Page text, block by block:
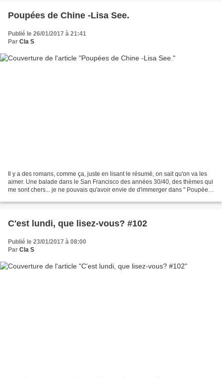
Poupées de Chine -Lisa See.
Publié le 26/01/2017 à 21:41
Par Cla S
Il y a des romans, comme ça, juste en lisant le résumé, on sait qu'on va les
aimer. Une balade dans le San Francisco des années 30/40, des thèmes qui
me sont chers... je ne pouvais qu'avoir envie de d'immerger dans " Poupées
C'est lundi, que lisez-vous? #102
Publié le 23/01/2017 à 08:00
Par Cla S